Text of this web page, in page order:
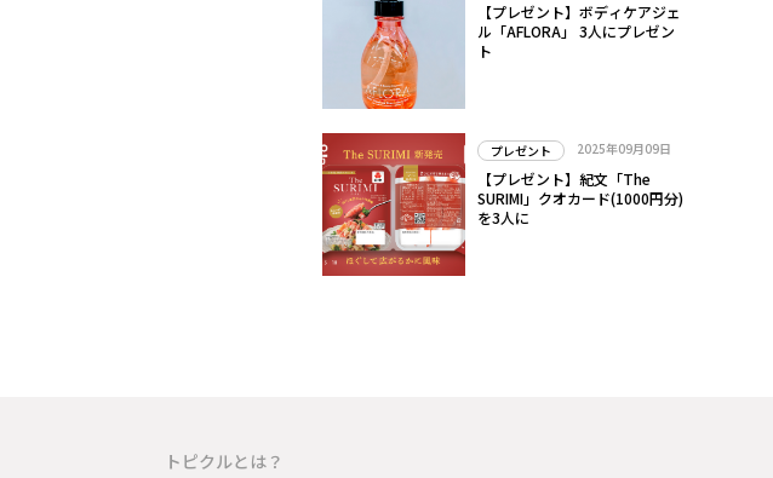
【プレゼント】ボディケアジェ
ル「AFLORA」 3人にプレゼン
ト
プレゼント 2025年09月09日
【プレゼント】紀文「The
SURIMI」クオカード(1000円分)
を3人に
トピクルとは？